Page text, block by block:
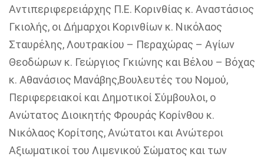
Αντιπεριφερειάρχης Π.Ε. Κορινθίας κ. Αναστάσιος
Γκιολής, οι Δήμαρχοι Κορινθίων κ. Νικόλαος
Σταυρέλης,Λουτρακίου – Περαχώρας – Αγίων
Θεοδώρων κ. Γεώργιος Γκιώνης και Βέλου – Βόχας
κ. Αθανάσιος Μανάβης,Βουλευτές του Νομού,
Περιφερειακοί και Δημοτικοί Σύμβουλοι, ο
Ανώτατος Διοικητής Φρουράς Κορίνθου κ.
Νικόλαος Κορίτσης, Ανώτατοι και Ανώτεροι
Αξιωματικοί του Λιμενικού Σώματος και των